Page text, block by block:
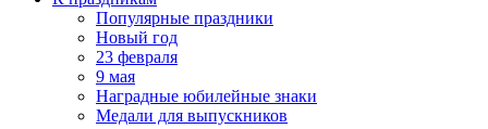
Популярные праздники
Новый год
23 февраля
9 мая
Наградные юбилейные знаки
Медали для выпускников